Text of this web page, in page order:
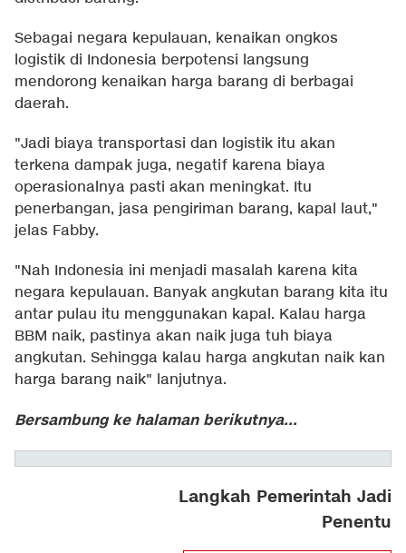
Sebagai negara kepulauan, kenaikan ongkos
logistik di Indonesia berpotensi langsung
mendorong kenaikan harga barang di berbagai
daerah.
"Jadi biaya transportasi dan logistik itu akan
terkena dampak juga, negatif karena biaya
operasionalnya pasti akan meningkat. Itu
penerbangan, jasa pengiriman barang, kapal laut,"
jelas Fabby.
"Nah Indonesia ini menjadi masalah karena kita
negara kepulauan. Banyak angkutan barang kita itu
antar pulau itu menggunakan kapal. Kalau harga
BBM naik, pastinya akan naik juga tuh biaya
angkutan. Sehingga kalau harga angkutan naik kan
harga barang naik" lanjutnya.
Bersambung ke halaman berikutnya...
Langkah Pemerintah Jadi
Penentu